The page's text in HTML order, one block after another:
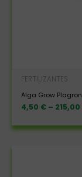
FERTILIZANTES
Alga Grow Plagron
4,50 € – 215,00